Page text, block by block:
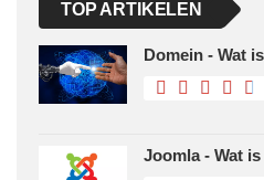
TOP ARTIKELEN
Domein - Wat
Joomla - Wat